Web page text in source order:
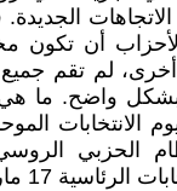
الاتجاهات
أن تكون
لم تقم جميع
بشكل واضح. ما
الحزبي
17 مارس 2024)؟